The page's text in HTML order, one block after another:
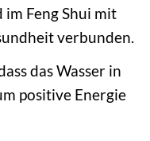
im Feng Shui mit
verbunden.
das Wasser in
positive Energie